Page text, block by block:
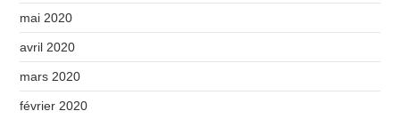
mai 2020
avril 2020
mars 2020
février 2020